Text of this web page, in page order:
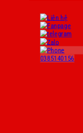
0385140156